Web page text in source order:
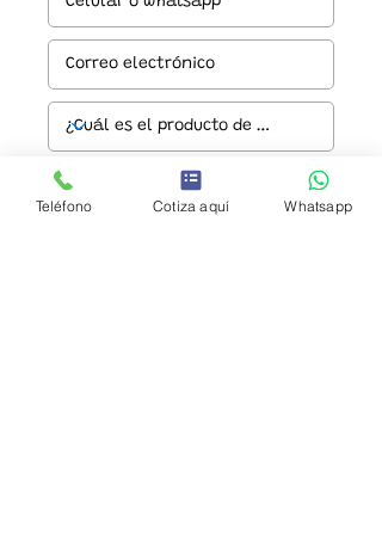
Teléfono Cotiza aquí Whatsapp